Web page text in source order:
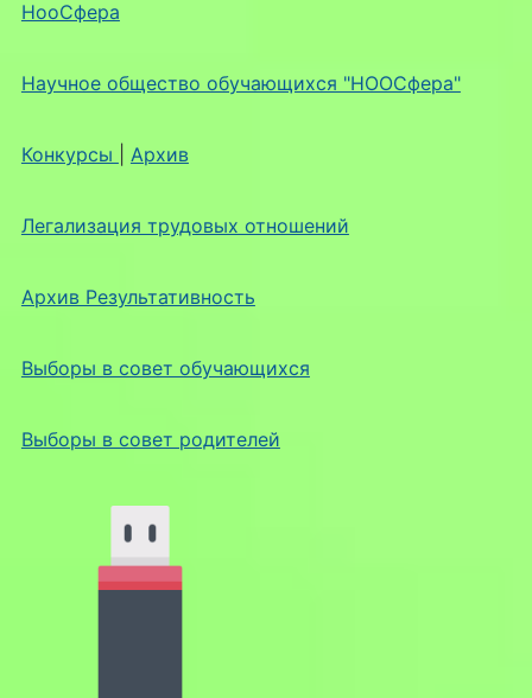
НооСфера
Научное общество обучающихся "НООСфера"
Конкурсы Архив
Легализация трудовых отношений
Архив Результативность
Выборы в совет обучающихся
Выборы в совет родителей